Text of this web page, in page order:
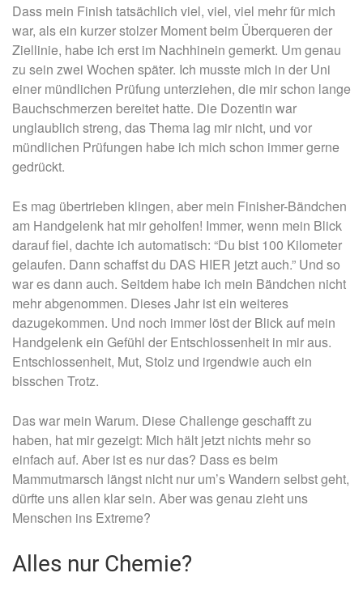
Dass mein Finish tatsächlich viel, viel, viel mehr für mich
war, als ein kurzer stolzer Moment beim Überqueren der
Ziellinie, habe ich erst im Nachhinein gemerkt. Um genau
zu sein zwei Wochen später. Ich musste mich in der Uni
einer mündlichen Prüfung unterziehen, die mir schon lange
Bauchschmerzen bereitet hatte. Die Dozentin war
unglaublich streng, das Thema lag mir nicht, und vor
mündlichen Prüfungen habe ich mich schon immer gerne
gedrückt.
Es mag übertrieben klingen, aber mein Finisher-Bändchen
am Handgelenk hat mir geholfen! Immer, wenn mein Blick
darauf fiel, dachte ich automatisch: “Du bist 100 Kilometer
gelaufen. Dann schaffst du DAS HIER jetzt auch.” Und so
war es dann auch. Seitdem habe ich mein Bändchen nicht
mehr abgenommen. Dieses Jahr ist ein weiteres
dazugekommen. Und noch immer löst der Blick auf mein
Handgelenk ein Gefühl der Entschlossenheit in mir aus.
Entschlossenheit, Mut, Stolz und irgendwie auch ein
bisschen Trotz.
Das war mein Warum. Diese Challenge geschafft zu
haben, hat mir gezeigt: Mich hält jetzt nichts mehr so
einfach auf. Aber ist es nur das? Dass es beim
Mammutmarsch längst nicht nur um’s Wandern selbst geht,
dürfte uns allen klar sein. Aber was genau zieht uns
Menschen ins Extreme?
Alles nur Chemie?